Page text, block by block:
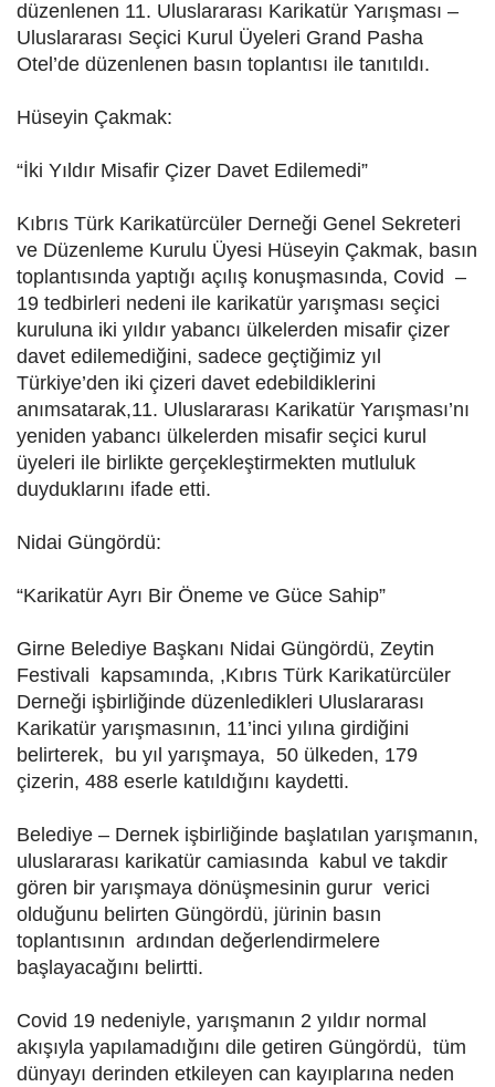
düzenlenen 11. Uluslararası Karikatür Yarışması –
Uluslararası Seçici Kurul Üyeleri Grand Pasha
Otel’de düzenlenen basın toplantısı ile tanıtıldı.
Hüseyin Çakmak:
“İki Yıldır Misafir Çizer Davet Edilemedi”
Kıbrıs Türk Karikatürcüler Derneği Genel Sekreteri
ve Düzenleme Kurulu Üyesi Hüseyin Çakmak, basın
toplantısında yaptığı açılış konuşmasında, Covid –
19 tedbirleri nedeni ile karikatür yarışması seçici
kuruluna iki yıldır yabancı ülkelerden misafir çizer
davet edilemediğini, sadece geçtiğimiz yıl
Türkiye’den iki çizeri davet edebildiklerini
anımsatarak,11. Uluslararası Karikatür Yarışması’nı
yeniden yabancı ülkelerden misafir seçici kurul
üyeleri ile birlikte gerçekleştirmekten mutluluk
duyduklarını ifade etti.
Nidai Güngördü:
“Karikatür Ayrı Bir Öneme ve Güce Sahip”
Girne Belediye Başkanı Nidai Güngördü, Zeytin
Festivali kapsamında, ,Kıbrıs Türk Karikatürcüler
Derneği işbirliğinde düzenledikleri Uluslararası
Karikatür yarışmasının, 11’inci yılına girdiğini
belirterek, bu yıl yarışmaya, 50 ülkeden, 179
çizerin, 488 eserle katıldığını kaydetti.
Belediye – Dernek işbirliğinde başlatılan yarışmanın,
uluslararası karikatür camiasında kabul ve takdir
gören bir yarışmaya dönüşmesinin gurur verici
olduğunu belirten Güngördü, jürinin basın
toplantısının ardından değerlendirmelere
başlayacağını belirtti.
Covid 19 nedeniyle, yarışmanın 2 yıldır normal
akışıyla yapılamadığını dile getiren Güngördü, tüm
dünyayı derinden etkileyen can kayıplarına neden